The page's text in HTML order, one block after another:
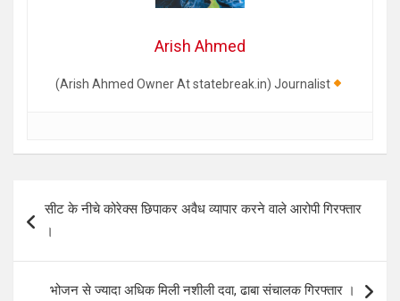
Arish Ahmed
(Arish Ahmed Owner At statebreak.in) Journalist
navigation
सीट के नीचे कोरेक्स छिपाकर अवैध व्यापार करने वाले आरोपी गिरफ्तार
।
भोजन से ज्यादा अधिक मिली नशीली दवा, ढाबा संचालक गिरफ्तार ।